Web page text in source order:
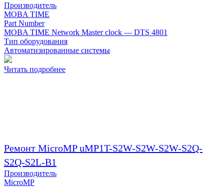
Производитель
MOBA TIME
Part Number
MOBA TIME Network Master clock — DTS 4801
Тип оборудования
Автоматизированные системы
Читать подробнее
Ремонт MicroMP uMP1T-S2W-S2W-S2W-S2Q-
S2Q-S2L-B1
Производитель
MicroMP